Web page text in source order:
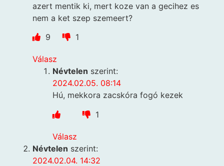
azert mentik ki, mert koze van a gecihez es
nem a ket szep szemeert?
9
1
Válasz
Névtelen szerint:
2024.02.05. 08:14
Hú, mekkora zacskóra fogó kezek
1
Válasz
Névtelen szerint:
2024.02.04. 14:32